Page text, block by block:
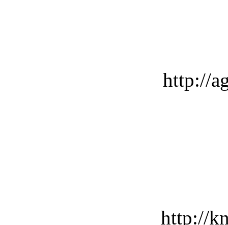
http://
http://